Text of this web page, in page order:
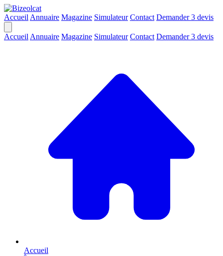
Accueil Annuaire Magazine Simulateur Contact Demander 3 devis
Accueil Annuaire Magazine Simulateur Contact Demander 3 devis
Accueil